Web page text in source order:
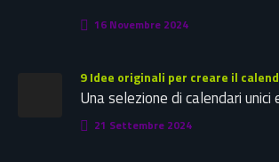
16 Novembre 2024
21 Settembre 2024